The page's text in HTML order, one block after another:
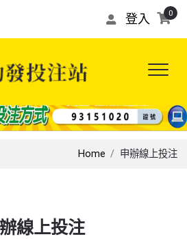
登入 0
Home 申辦線上投注
線上投注